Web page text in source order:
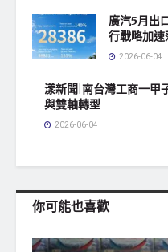
廣汽5月出
行戰略加速
2026-06-04
漾新聞|南台灣工商一
與雙軸轉型
2026-06-04
你可能也喜歡